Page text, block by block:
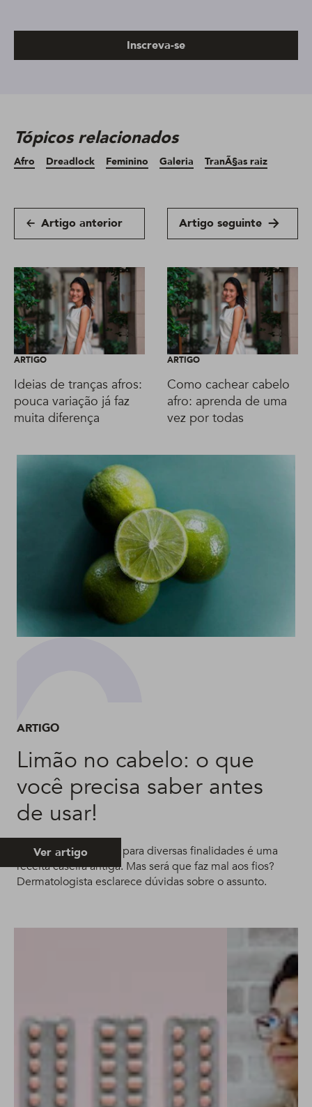
Inscreva-se
Tópicos relacionados
Afro Dreadlock Feminino Galeria TranÃ§as raiz
Artigo anterior Artigo seguinte
ARTIGO
Ideias de tranças afros:
pouca variação já faz
muita diferença
ARTIGO
Como cachear cabelo
afro: aprenda de uma
vez por todas
ARTIGO
Limão no cabelo: o que
você precisa saber antes
de usar!
Usar limão no cabelo para diversas finalidades é uma
receita caseira antiga. Mas será que faz mal aos fios?
Dermatologista esclarece dúvidas sobre o assunto.
Ver artigo